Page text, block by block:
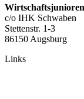
c/o IHK Schwaben
Stettenstr. 1-3
86150 Augsburg
Links